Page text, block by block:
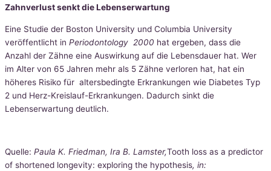
Zahnverlust senkt die Lebenserwartung
Eine Studie der Boston University und Columbia University
veröffentlicht in Periodontology 2000 hat ergeben, dass die
Anzahl der Zähne eine Auswirkung auf die Lebensdauer hat. Wer
im Alter von 65 Jahren mehr als 5 Zähne verloren hat, hat ein
höheres Risiko für altersbedingte Erkrankungen wie Diabetes Typ
2 und Herz-Kreislauf-Erkrankungen. Dadurch sinkt die
Lebenserwartung deutlich.
Quelle: Paula K. Friedman, Ira B. Lamster,Tooth loss as a predictor
of shortened longevity: exploring the hypothesis, in: